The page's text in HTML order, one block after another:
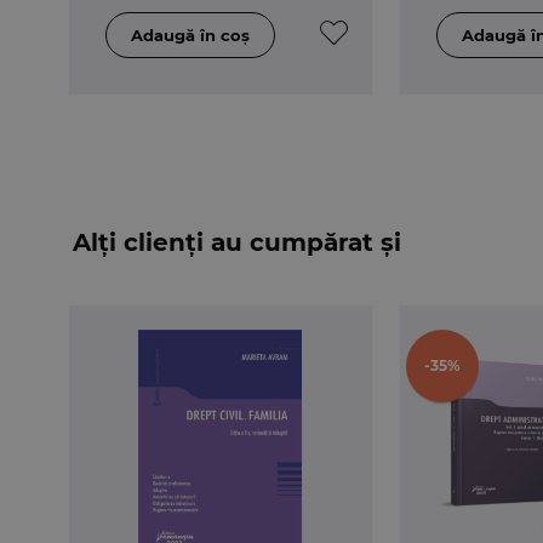
Alți clienți au cumpărat și
-35%